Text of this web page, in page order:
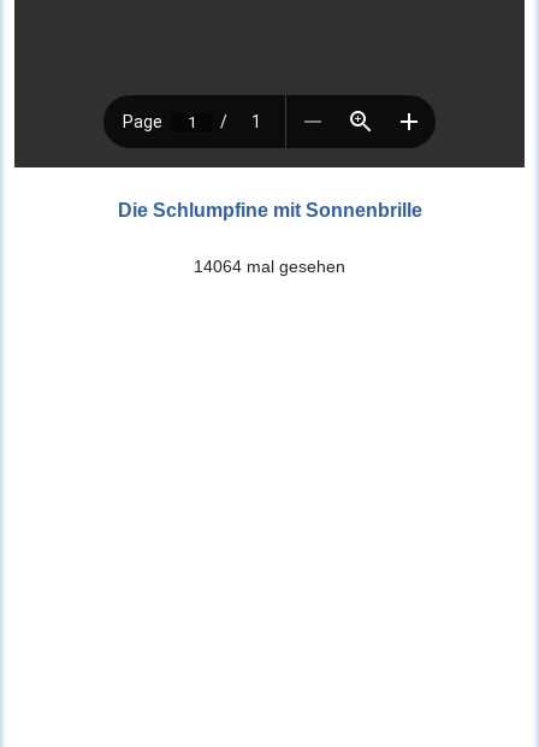
Die Schlumpfine mit Sonnenbrille
14064 mal gesehen